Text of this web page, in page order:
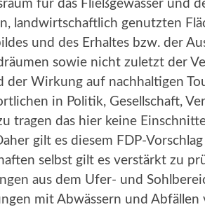
für das Fließgewässer und
landwirtschaftlich genutzten
und des Erhaltes bzw. der
sowie nicht zuletzt der
der Wirkung auf nachhaltigen
in Politik, Gesellschaft,
tragen das hier keine
gilt es diesem FDP-
selbst gilt es verstärkt zu
aus dem Ufer- und
mit Abwässern und